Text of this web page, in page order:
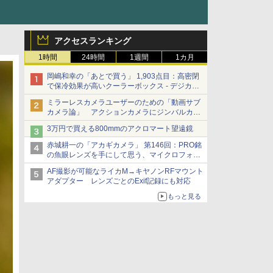
アクセスランキング
1時間 24時間 1週間 1カ月
岡嶋和幸の「あとで買う」 1,903点目：高密閉
で保冷効果が高いクーラーボックス - デジカメ
Watch
ミラーレスカメラユーザーのための「動画サブ
カメラ論」 アクションカメラにジンバルカメ
ラ……その実質的な違いは？
3万円で買える800mmのアクロマート望遠鏡
赤城耕一の「アカギカメラ」 第146回：PRO銘
の魚眼レンズを手にして思う、マイクロフォー
サーズへの期待と可能性
AF撮影が可能なライカM→キヤノンRFマウント
アダプター レンズごとのExif記録にも対応
もっと見る